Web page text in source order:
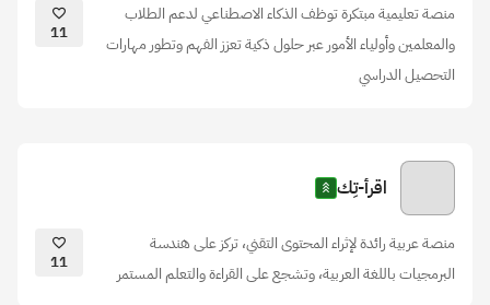
منصة تعليمية مبتكرة توظف الذكاء الاصطناعي لدعم الطلاب
والمعلمين وأولياء الأمور عبر حلول ذكية تعزز الفهم وتطور مهارات
التحصيل الدراسي
11
اقرأ-تِك
منصة عربية رائدة لإثراء المحتوى التقني، تركز على هندسة
البرمجيات باللغة العربية، وتشجع على القراءة والتعلم المستمر
11